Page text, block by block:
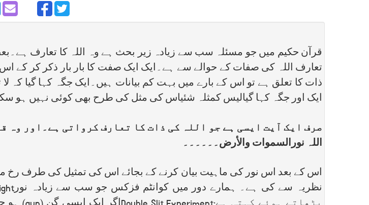
قرآن حکیم میں جو مسئلہ سب سے زیادہ زیر بحث ہے وہ اللہ کا تعارف
تعارف اللہ کی صفات کے حوالے سے ہے۔ایک ایک صفت کا بار بار ذکر کر کے
ذات کا تعلق ہے تو اس کے بارے میں بہت کم بیانات ہیں۔ایک جگہ کہا گیا
ایک اور جگہ کہا گیالیس کمثلہ شئیاس کی مثل کی طرح بھی کوئی نہیں ہو
صرف ایک آیت ایسی ہے جو اللہ کی ذات کا تعارف کرواتی ہے۔اور وہ
اللہ نورالسموات والأرض۔۔۔۔۔۔
اس کے بعد اس نور کی ماہیت بیان کرنے کے بجائے اس کی تمثیل کی طرف رخ